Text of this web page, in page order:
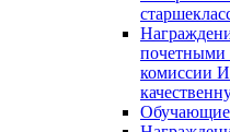
почетными
комиссии